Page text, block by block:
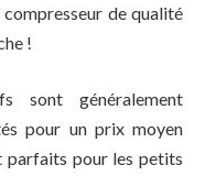
de qualité
!
sont généralement
pour un prix moyen
parfaits pour les petits